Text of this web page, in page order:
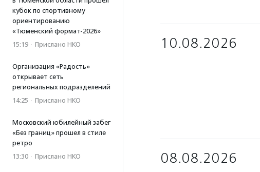
кубок по спортивному
ориентированию
«Тюменский формат-2026»
15:19 · Прислано НКО
Организация «Радость»
открывает сеть
региональных подразделений
14:25 · Прислано НКО
Московский юбилейный забег
«Без границ» прошел в стиле
ретро
13:30 · Прислано НКО
10.08.2026
08.08.2026